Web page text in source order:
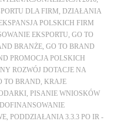
DLA FIRM ,DZIAŁANIA
POLSKICH FIRM
EKSPORTU ,GO TO
BRANŻE ,GO TO BRAND
PROMOCJA POLSKICH
ROZWÓJ DOTACJE NA
TO BRAND ,KRAJE
,PISANIE WNIOSKÓW
,PODDZIAŁANIA 3.3.3 PO IR -